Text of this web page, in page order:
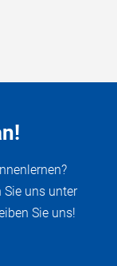
Sie uns unter
Sie uns!